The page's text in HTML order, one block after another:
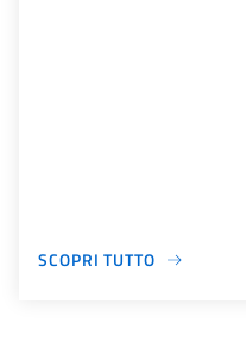
SCOPRI TUTTO